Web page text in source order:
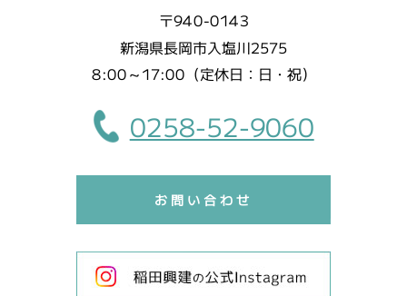
〒940-0143
新潟県長岡市入塩川2575
8:00～17:00（定休日：日・祝）
0258-52-9060
お問い合わせ